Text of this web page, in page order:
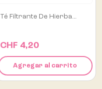
Té Filtrante De Hierba...
CHF 4,20
Agregar al carrito